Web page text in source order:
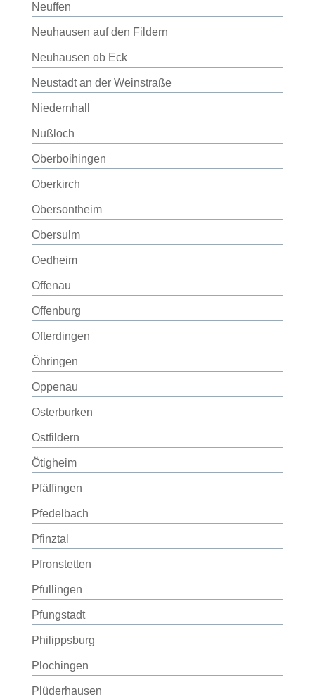
Neuffen
Neuhausen auf den Fildern
Neuhausen ob Eck
Neustadt an der Weinstraße
Niedernhall
Nußloch
Oberboihingen
Oberkirch
Obersontheim
Obersulm
Oedheim
Offenau
Offenburg
Ofterdingen
Öhringen
Oppenau
Osterburken
Ostfildern
Ötigheim
Pfäffingen
Pfedelbach
Pfinztal
Pfronstetten
Pfullingen
Pfungstadt
Philippsburg
Plochingen
Plüderhausen